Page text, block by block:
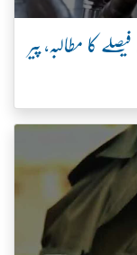
کا مطالبہ، پیر